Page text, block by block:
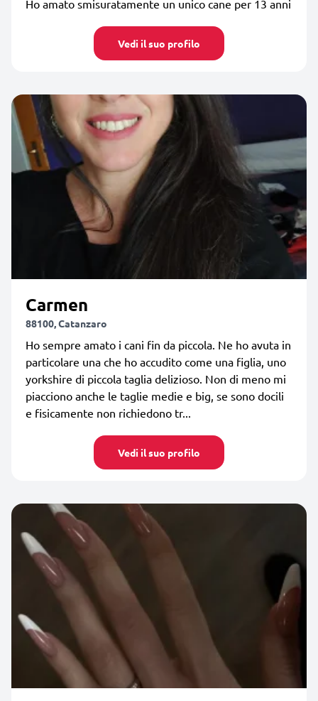
Ho amato smisuratamente un unico cane per 13 anni
Vedi il suo profilo
Carmen
88100, Catanzaro
Ho sempre amato i cani fin da piccola. Ne ho avuta in
particolare una che ho accudito come una figlia, uno
yorkshire di piccola taglia delizioso. Non di meno mi
piacciono anche le taglie medie e big, se sono docili
e fisicamente non richiedono tr...
Vedi il suo profilo